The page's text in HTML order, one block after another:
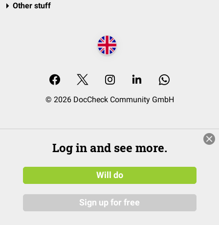
Other stuff
© 2026 DocCheck Community GmbH
Log in and see more.
Will do
Sign up for free